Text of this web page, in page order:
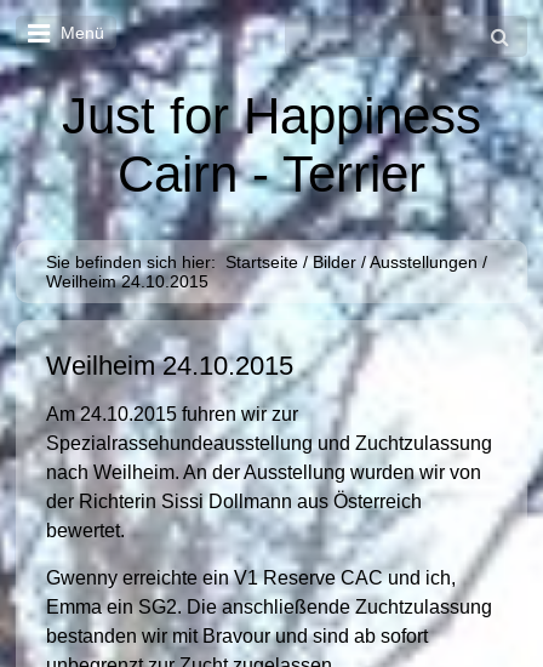
Menü
Just for Happiness
Cairn - Terrier
Sie befinden sich hier: Startseite / Bilder /Ausstellungen /
Weilheim 24.10.2015
Weilheim 24.10.2015
Am 24.10.2015 fuhren wir zur
Spezialrassehundeausstellung und Zuchtzulassung
nach Weilheim. An der Ausstellung wurden wir von
der Richterin Sissi Dollmann aus Österreich
bewertet.
Gwenny erreichte ein V1 Reserve CAC und ich,
Emma ein SG2. Die anschließende Zuchtzulassung
bestanden wir mit Bravour und sind ab sofort